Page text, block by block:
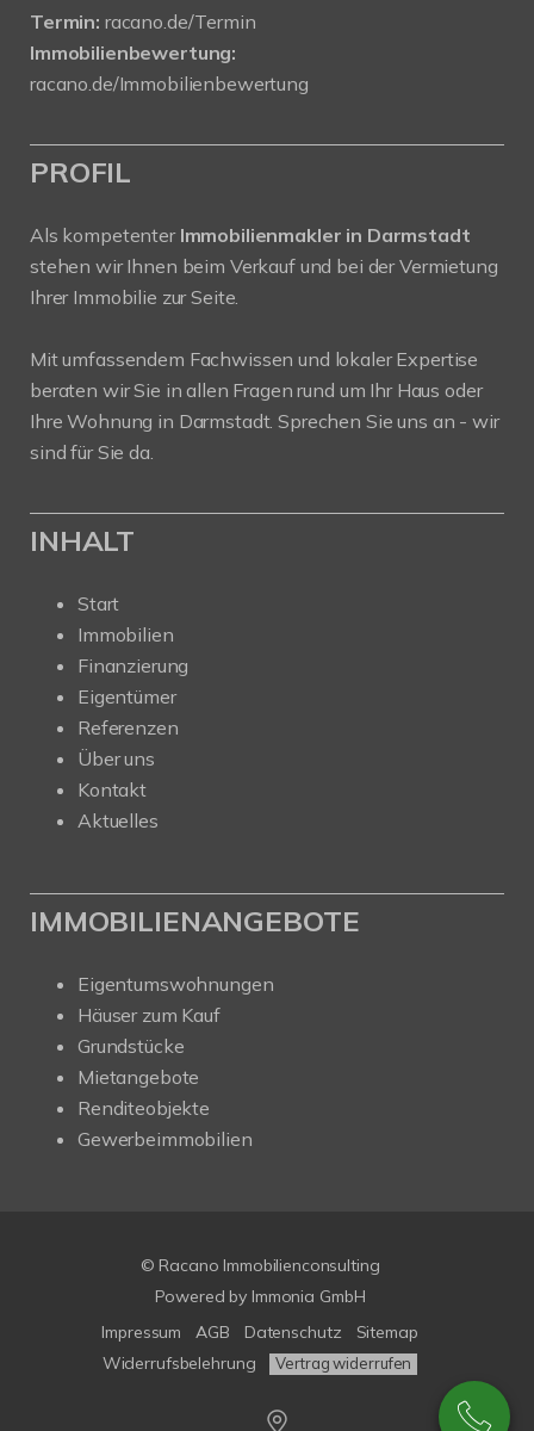
Termin: racano.de/Termin
Immobilienbewertung:
racano.de/Immobilienbewertung
PROFIL
Als kompetenter Immobilienmakler in Darmstadt
stehen wir Ihnen beim Verkauf und bei der Vermietung
Ihrer Immobilie zur Seite.
Mit umfassendem Fachwissen und lokaler Expertise
beraten wir Sie in allen Fragen rund um Ihr Haus oder
Ihre Wohnung in Darmstadt. Sprechen Sie uns an - wir
sind für Sie da.
INHALT
Start
Immobilien
Finanzierung
Eigentümer
Referenzen
Über uns
Kontakt
Aktuelles
IMMOBILIENANGEBOTE
Eigentumswohnungen
Häuser zum Kauf
Grundstücke
Mietangebote
Renditeobjekte
Gewerbeimmobilien
© Racano Immobilienconsulting
Powered by Immonia GmbH
Impressum
AGB Datenschutz
Sitemap
Widerrufsbelehrung
Vertrag widerrufen